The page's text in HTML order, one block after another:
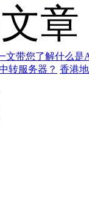
章
文带您了解什么是
转服务器？ 香港